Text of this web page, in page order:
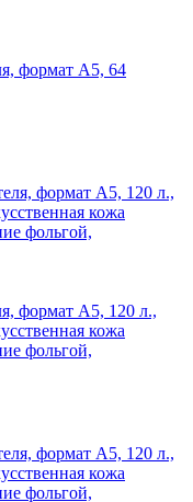
формат А5, 64
формат А5, 120 л.,
кожа
фольгой,